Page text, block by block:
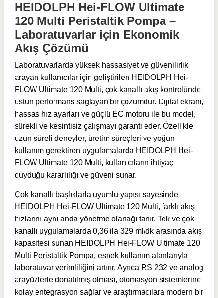
HEIDOLPH Hei-FLOW Ultimate
120 Multi Peristaltik Pompa –
Laboratuvarlar için Ekonomik
Akış Çözümü
Laboratuvarlarda yüksek hassasiyet ve güvenilirlik
arayan kullanıcılar için geliştirilen HEIDOLPH Hei-
FLOW Ultimate 120 Multi, çok kanallı akış kontrolünde
üstün performans sağlayan bir çözümdür. Dijital ekranı,
hassas hız ayarları ve güçlü EC motoru ile bu model,
sürekli ve kesintisiz çalışmayı garanti eder. Özellikle
uzun süreli deneyler, üretim süreçleri ve yoğun
kullanım gerektiren uygulamalarda HEIDOLPH Hei-
FLOW Ultimate 120 Multi, kullanıcıların ihtiyaç
duyduğu kararlılığı ve güveni sunar.
Çok kanallı başlıklarla uyumlu yapısı sayesinde
HEIDOLPH Hei-FLOW Ultimate 120 Multi, farklı akış
hızlarını aynı anda yönetme olanağı tanır. Tek ve çok
kanallı uygulamalarda 0,36 ila 329 ml/dk arasında akış
kapasitesi sunan HEIDOLPH Hei-FLOW Ultimate 120
Multi Peristaltik Pompa, esnek kullanım alanlarıyla
laboratuvar verimliliğini artırır. Ayrıca RS 232 ve analog
arayüzlerle donatılmış olması, otomasyon sistemlerine
kolay entegrasyon sağlar ve araştırmacılara modern bir